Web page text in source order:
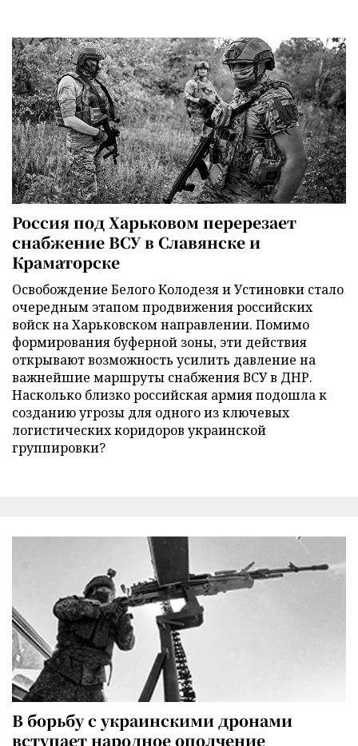
Россия под Харьковом перерезает
снабжение ВСУ в Славянске и
Краматорске
Освобождение Белого Колодезя и Устиновки стало
очередным этапом продвижения российских
войск на Харьковском направлении. Помимо
формирования буферной зоны, эти действия
открывают возможность усилить давление на
важнейшие маршруты снабжения ВСУ в ДНР.
Насколько близко российская армия подошла к
созданию угрозы для одного из ключевых
логистических коридоров украинской
группировки?
В борьбу с украинскими дронами
вступает народное ополчение